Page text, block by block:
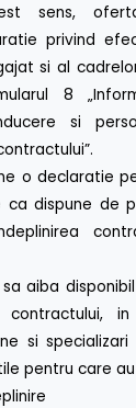
sens,
privind
si al
8
si
o declaratie
dispune de
aiba
contractului,
si
pentru care